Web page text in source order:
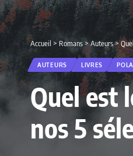
Accueil > Romans>Auteurs>
AUTEURS LIVRES
Quel est
nos 5